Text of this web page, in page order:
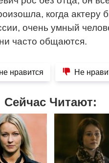
когда актеру
очень умный
часто общаются.
нравится Не
Сейчас Читают: